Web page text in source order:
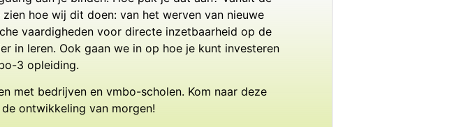
hoe wij dit doen: van het werven van nieuwe
vaardigheden voor directe inzetbaarheid op de
in leren. Ook gaan we in op hoe je kunt investeren
3 opleiding.
met bedrijven en vmbo-scholen. Kom naar deze
ontwikkeling van morgen!